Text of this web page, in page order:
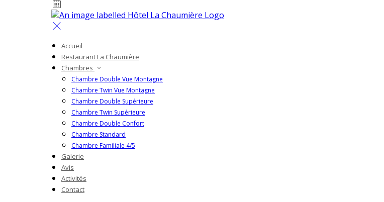
Accueil
Restaurant La Chaumière
Chambres
Chambre Double Vue Montagne
Chambre Twin Vue Montagne
Chambre Double Supérieure
Chambre Twin Supérieure
Chambre Double Confort
Chambre Standard
Chambre Familiale 4/5
Galerie
Avis
Activités
Contact